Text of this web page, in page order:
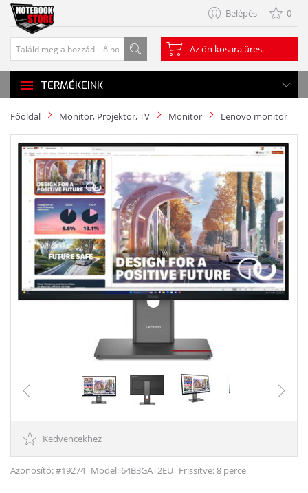
Belépés 0
Az ön kosara üres.
TERMÉKEINK
Főoldal Monitor, Projektor, TV Monitor Lenovo monitor
Kedvencekhez
Azonosító: #19274 Model:64B3GAT2EU Frissítve: 8 perce